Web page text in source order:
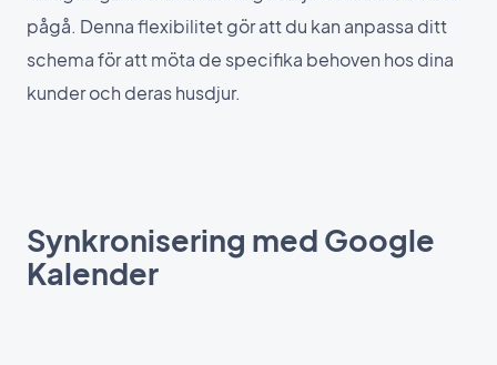
pågå. Denna flexibilitet gör att du kan anpassa ditt
schema för att möta de specifika behoven hos dina
kunder och deras husdjur.
Synkronisering med Google
Kalender